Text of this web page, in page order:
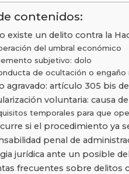
contenidos:
existe un delito contra la
del umbral económico
subjetivo: dolo
de ocultación o engaño
agravado: artículo 305 bis
voluntaria: causa
temporales para que
si el procedimiento ya
penal de
jurídica ante un posible
frecuentes sobre delitos